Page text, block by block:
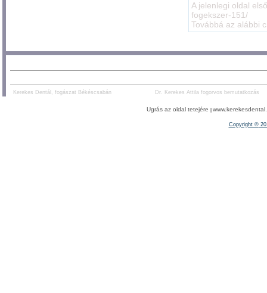
A jelenlegi oldal
fogekszer-151/
Továbbá az alábbi
Kerekes Dentál, fogászat Békéscsabán Dr. Kerekes Attila fogorvos bemutatkozás
Ugrás az oldal tetejére
Copyright ©